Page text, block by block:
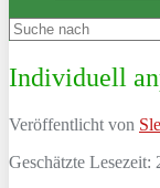
Individuell
Veröffentlicht von
Geschätzte Lesezeit: